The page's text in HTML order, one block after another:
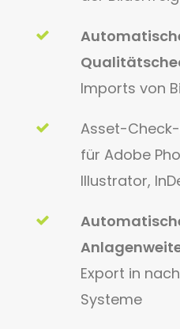
Imports von
Asset-
für Adobe
Illustrator,
Export in
Systeme